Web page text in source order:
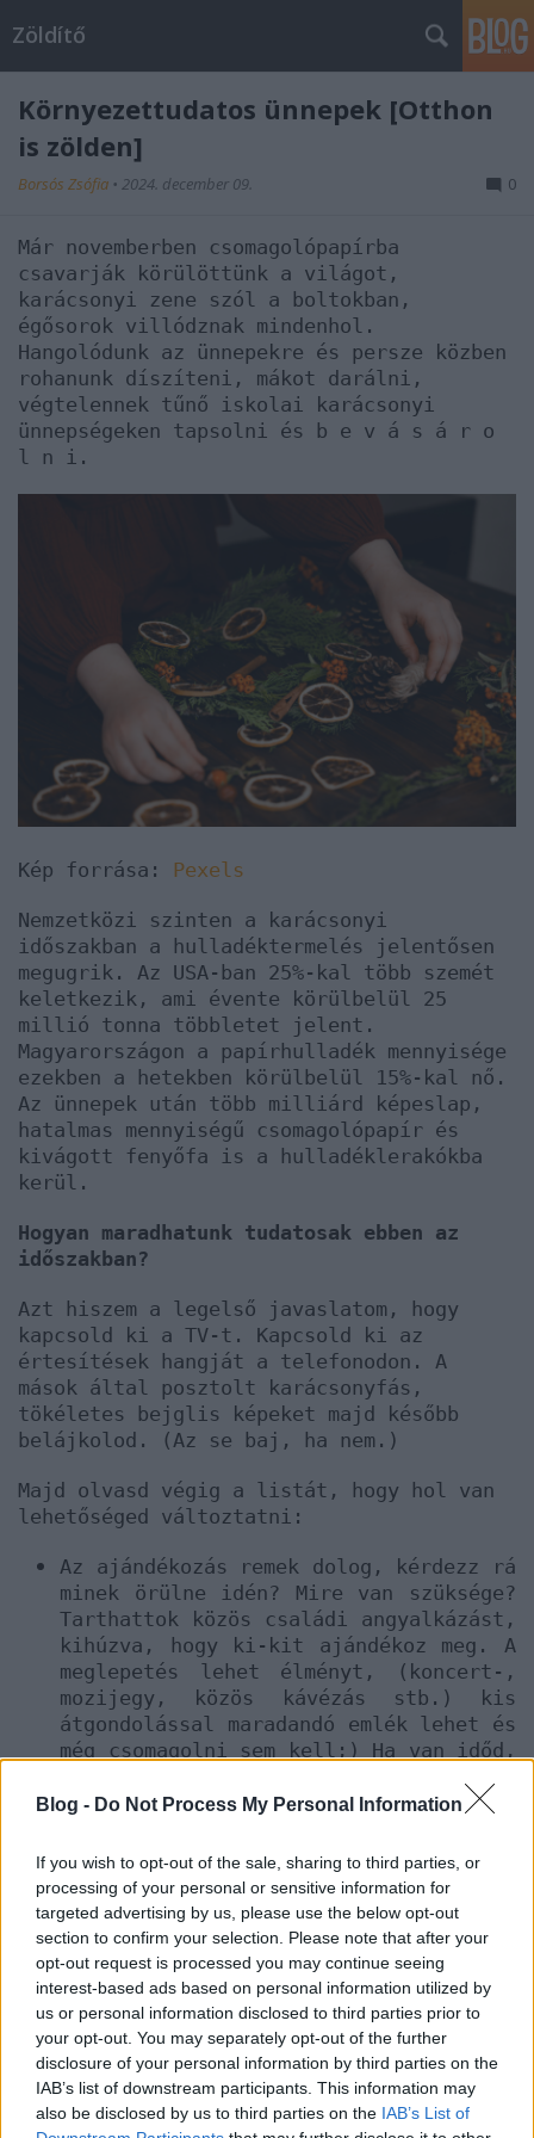
Blog - Do Not Process My Personal Information
If you wish to opt-out of the sale, sharing to third parties, or
processing of your personal or sensitive information for
targeted advertising by us, please use the below opt-out
section to confirm your selection. Please note that after your
opt-out request is processed you may continue seeing
interest-based ads based on personal information utilized by
us or personal information disclosed to third parties prior to
your opt-out. You may separately opt-out of the further
disclosure of your personal information by third parties on the
IAB’s list of downstream participants. This information may
also be disclosed by us to third parties on the IAB’s List of
Zöldítő
Környezettudatos ünnepek [Otthon
is zölden]
Borsós Zsófia • 2024. december 09. 0
Már novemberben csomagolópapírba
csavarják körülöttünk a világot,
karácsonyi zene szól a boltokban,
égősorok villódznak mindenhol.
Hangolódunk az ünnepekre és persze közben
rohanunk díszíteni, mákot darálni,
végtelennek tűnő iskolai karácsonyi
ünnepségeken tapsolni és b e v á s á r o
l n i.
Kép forrása: Pexels
Nemzetközi szinten a karácsonyi
időszakban a hulladéktermelés jelentősen
megugrik. Az USA-ban 25%-kal több szemét
keletkezik, ami évente körülbelül 25
millió tonna többletet jelent.
Magyarországon a papírhulladék mennyisége
ezekben a hetekben körülbelül 15%-kal nő.
Az ünnepek után több milliárd képeslap,
hatalmas mennyiségű csomagolópapír és
kivágott fenyőfa is a hulladéklerakókba
kerül.
Hogyan maradhatunk tudatosak ebben az
időszakban?
Azt hiszem a legelső javaslatom, hogy
kapcsold ki a TV-t. Kapcsold ki az
értesítések hangját a telefonodon. A
mások által posztolt karácsonyfás,
tökéletes bejglis képeket majd később
belájkolod. (Az se baj, ha nem.)
Majd olvasd végig a listát, hogy hol van
lehetőséged változtatni:
Az ajándékozás remek dolog, kérdezz rá
minek örülne idén? Mire van szüksége?
Tarthattok közös családi angyalkázást,
kihúzva, hogy ki-kit ajándékoz meg. A
meglepetés lehet élményt, (koncert-,
mozijegy, közös kávézás stb.) kis
átgondolással maradandó emlék lehet és
még csomagolni sem kell;) Ha van időd,
írj, horgolj bármit. Ha nem bízol a
kistermelőket. Ha pedig új dolgot
vásárolsz válassz hosszú távon hasznos
és tartós darabokat, újrahasznosítható
vagy organikus anyagból.
Nem kell új csomagolópapír rudakkal
felfegyverkezve tolakodnod a buszon
sem. Használhatsz anyagokat,
ajándéktasakokat amik már úgyis
megtalálhatóak otthon.
Hogyan lehetne igazi a karácsony
karácsonyfa nélkül? Hogyan lehetne